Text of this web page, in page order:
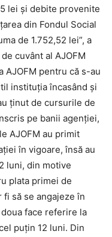
lei şi debite provenite
din Fondul Social
de 1.752,52 lei”, a
cuvânt al AJOFM
AJOFM pentru că s-au
instituţia încasând şi
ţinut de cursurile de
pe banii agenţiei,
AJOFM au primit
în vigoare, însă au
luni, din motive
plata primei de
să se angajeze în
face referire la
puţin 12 luni. Din